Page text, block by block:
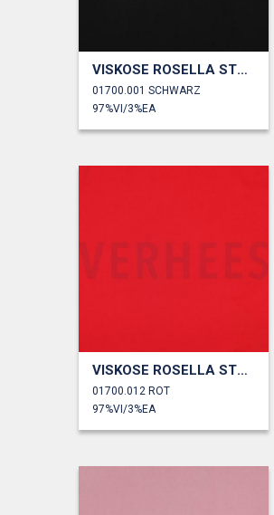
VISKOSE ROSELLA STRETCH
01700.001 SCHWARZ
97%VI/3%EA
VISKOSE ROSELLA STRETCH
01700.012 ROT
97%VI/3%EA